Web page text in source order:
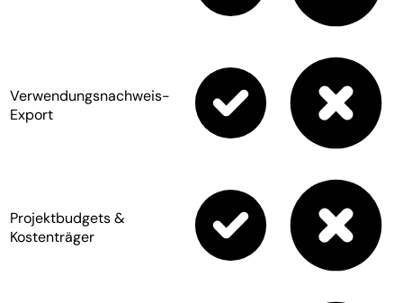
Verwendungsnachweis-
Export
Projektbudgets &
Kostenträger